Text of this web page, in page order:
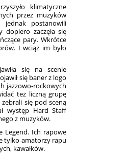
klimatyczne
przez muzyków
jednak postanowili
zaczęła się
pary. Wkrótce
I wciąż im było
się na scenie
się baner z logo
jazzowo-rockowych
też liczną grupę
się pod sceną
występ Hard Staff
z muzyków.
Legend. Ich rapowe
tylko amatorzy rapu
kawałków.